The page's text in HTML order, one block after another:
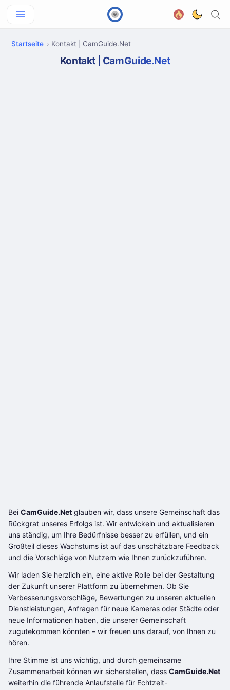
Startseite Kontakt | CamGuide.Net
Kontakt | CamGuide.Net
Bei CamGuide.Net glauben wir, dass unsere Gemeinschaft das
Rückgrat unseres Erfolgs ist. Wir entwickeln und aktualisieren
uns ständig, um Ihre Bedürfnisse besser zu erfüllen, und ein
Großteil dieses Wachstums ist auf das unschätzbare Feedback
und die Vorschläge von Nutzern wie Ihnen zurückzuführen.
Wir laden Sie herzlich ein, eine aktive Rolle bei der Gestaltung
der Zukunft unserer Plattform zu übernehmen. Ob Sie
Verbesserungsvorschläge, Bewertungen zu unseren aktuellen
Dienstleistungen, Anfragen für neue Kameras oder Städte oder
neue Informationen haben, die unserer Gemeinschaft
zugutekommen könnten – wir freuen uns darauf, von Ihnen zu
hören.
Ihre Stimme ist uns wichtig, und durch gemeinsame
Zusammenarbeit können wir sicherstellen, dass CamGuide.Net
weiterhin die führende Anlaufstelle für Echtzeit-